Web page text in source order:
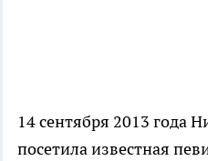
14 сентября 2013 года
посетила известная